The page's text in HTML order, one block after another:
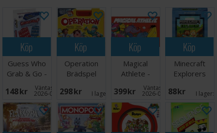
Antall spillere: 2+
Alder: 3-5+
Spilletid: 15 minutter
Språk: Norsk
Köp
Guess Who
Grab & Go -
Reseutgåva
148 SEK Väntas in:
2026-08-27
Köp
Operation
Brädspel
298 SEK I lager: 4
Köp
Magical
Athlete -
NORSK
399 SEK Väntas in:
2026-09-30
Köp
Minecraft
Explorers
88 SEK I lager: